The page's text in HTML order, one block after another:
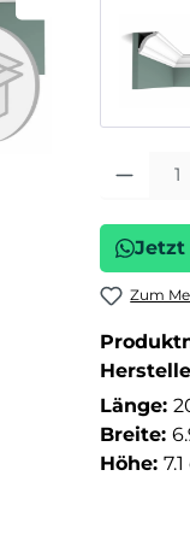
Produkt
Jetzt
Zum
Länge:
Breite:
Höhe: